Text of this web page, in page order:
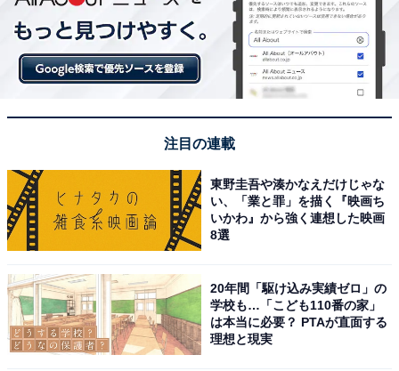
注目の連載
東野圭吾や湊かなえだけじゃな
い、「業と罪」を描く『映画ち
いかわ』から強く連想した映画
8選
20年間「駆け込み実績ゼロ」の
学校も…「こども110番の家」
は本当に必要？ PTAが直面する
理想と現実